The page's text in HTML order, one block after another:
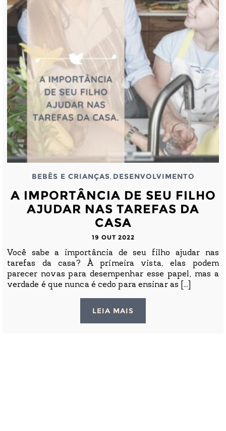
BEBÊS E CRIANÇAS DESENVOLVIMENTO
A IMPORTÂNCIA DE SEU FILHO
AJUDAR NAS TAREFAS DA
CASA
19 OUT 2022
Você sabe a importância de seu filho ajudar nas
tarefas da casa? À primeira vista, elas podem
parecer novas para desempenhar esse papel, mas a
verdade é que nunca é cedo para ensinar as [...]
LEIA MAIS